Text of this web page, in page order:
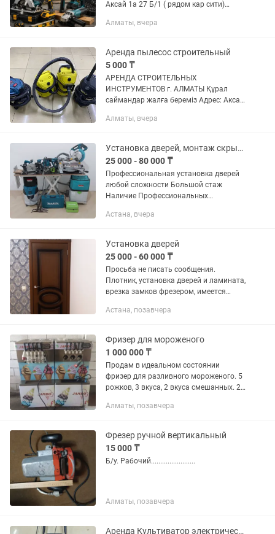
Аксай 1а 27 Б/1 ( рядом кар сити)
рабочем состоянии Надёжный
Доставка по городу...
Алматы, вчера
Аренда пылесос строительный
5 000 ₸
АРЕНДА СТРОИТЕЛЬНЫХ
ИНСТРУМЕНТОВ г. АЛМАТЫ Құрал
саймандар жалға береміз Адрес: Аксай
удобно, недорого! В чистом и рабочем
Алматы, вчера
Установка дверей, монтаж скрытых дверей
25 000 - 80 000 ₸
Профессиональная установка дверей
любой сложности Большой стаж
Наличие Профессиональных
вставки под разные виды замков
главное это...
Астана, вчера
Установка дверей
25 000 - 60 000 ₸
Просьба не писать сообщения.
Плотник, установка дверей и ламината,
врезка замков фрезером, имеется
работы, качественно и недорого
Астана, позавчера
Фризер для мороженого
1 000 000 ₸
Продам в идеальном состоянии
фризер для разливного мороженого. 5
рожков, 3 вкуса, 2 вкуса смешанных. 2
один работал только сезон. Мощность
Алматы, позавчера
Фрезер ручной вертикальный
15 000 ₸
Б/у. Рабочий........................
Алматы, позавчера
Аренда Культиватор электрический бензиновый